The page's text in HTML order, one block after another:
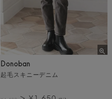
Donoban
起毛スキニーデニム